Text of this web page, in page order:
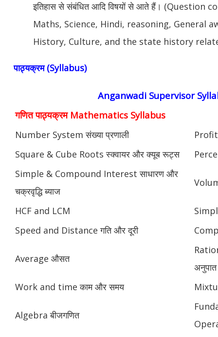
इतिहास से संबंधित आदि विषयों से आते हैं।
Maths, Science, Hindi, reasoning, General
History, Culture, and the state history
पाठ्यक्रम (Syllabus)
Anganwadi Supervisor
गणित पाठ्यक्रम Mathematics Syllabus
Number System संख्या प्रणाली
Profit
Square & Cube Roots स्क्वायर और क्यूब रूट्स
Simple & Compound Interest साधारण और
चक्रवृद्धि ब्याज
HCF and LCM
Speed and Distance गति और दूरी
Average औसत
अनुपात
Work and time काम और समय
Algebra बीजगणित